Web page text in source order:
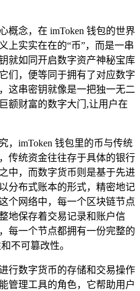
概念，在 imToken 钱包的世界
上实实在在的“币”，而是一串
就如同开启数字资产神秘宝库
们，便等同于拥有了对应数字
这串密钥就像是一把独一无二
额财富的数字大门,让用户在
，imToken 钱包里的币与传统
传统资金往往存于具体的银行
中，而数字货币则是基于先进
分布式账本的形式，精密地记
个网络中，每一个区块链节点
地保存着交易记录和账户信
每一个节点都拥有一份完整的
不可篡改性。
行数字货币的存储和交易操作
管理工具的角色，它帮助用户